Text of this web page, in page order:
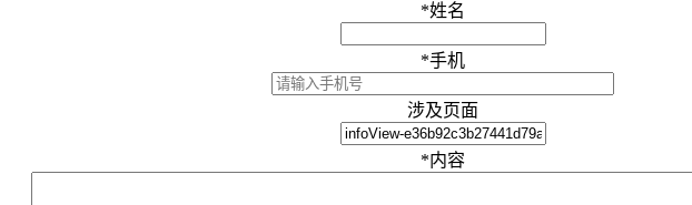
*姓名
*手机
涉及页面
*内容